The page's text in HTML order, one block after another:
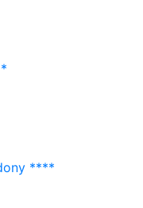
****